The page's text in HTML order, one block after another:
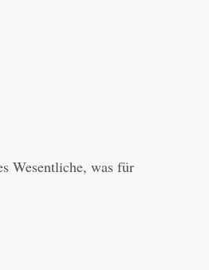
Wesentliche, was für